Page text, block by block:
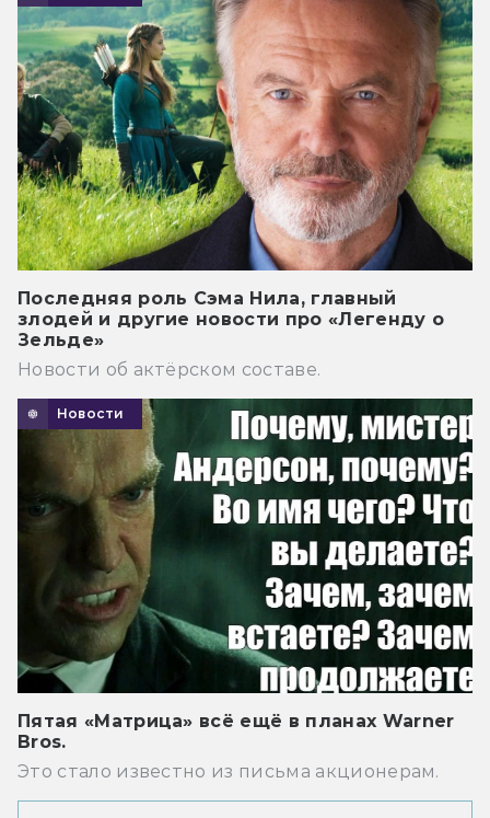
Последняя роль Сэма Нила, главный
злодей и другие новости про «Легенду о
Зельде»
Новости об актёрском составе.
Новости
Пятая «Матрица» всё ещё в планах Warner
Bros.
Это стало известно из письма акционерам.